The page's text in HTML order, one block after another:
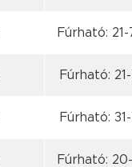
Fúrható:
Fúrható:
Fúrható:
Fúrható: